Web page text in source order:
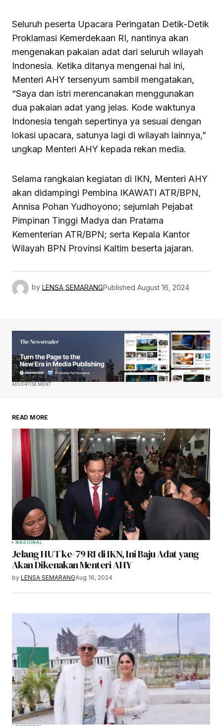
Seluruh peserta Upacara Peringatan Detik-Detik
Proklamasi Kemerdekaan RI, nantinya akan
mengenakan pakaian adat dari seluruh wilayah
Indonesia. Ketika ditanya mengenai hal ini,
Menteri AHY tersenyum sambil mengatakan,
“Saya dan istri merencanakan menggunakan
dua pakaian adat yang jelas. Kode waktunya
Indonesia tengah sepertinya ya sesuai dengan
lokasi upacara, satunya lagi di wilayah lainnya,”
ungkap Menteri AHY kepada rekan media.
Selama rangkaian kegiatan di IKN, Menteri AHY
akan didampingi Pembina IKAWATI ATR/BPN,
Annisa Pohan Yudhoyono; sejumlah Pejabat
Pimpinan Tinggi Madya dan Pratama
Kementerian ATR/BPN; serta Kepala Kantor
Wilayah BPN Provinsi Kaltim beserta jajaran.
by LENSA SEMARANGPublished August 16, 2024
ADVERTISEMENT
READ MORE
NASIONAL
Jelang HUT ke-79 RI di IKN, Ini Baju Adat yang
Akan Dikenakan Menteri AHY
by LENSA SEMARANGAug 16, 2024